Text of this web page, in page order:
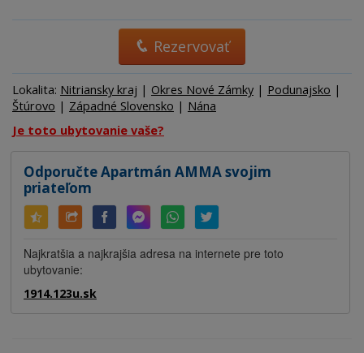
Rezervovať
Lokalita: Nitriansky kraj | Okres Nové Zámky | Podunajsko |
Štúrovo | Západné Slovensko | Nána
Je toto ubytovanie vaše?
Odporučte Apartmán AMMA svojim
priateľom
Najkratšia a najkrajšia adresa na internete pre toto
ubytovanie:
1914.123u.sk